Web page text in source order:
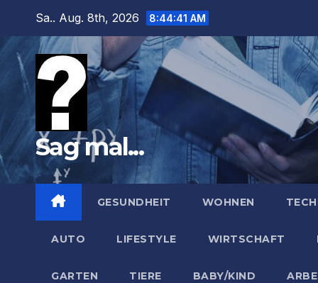
springen
Sa.. Aug. 8th, 2026 8:44:42 AM
Sag mal...
GESUNDHEIT WOHNEN
AUTO LIFESTYLE WIRTSCHAFT
GARTEN TIERE BABY/KIND